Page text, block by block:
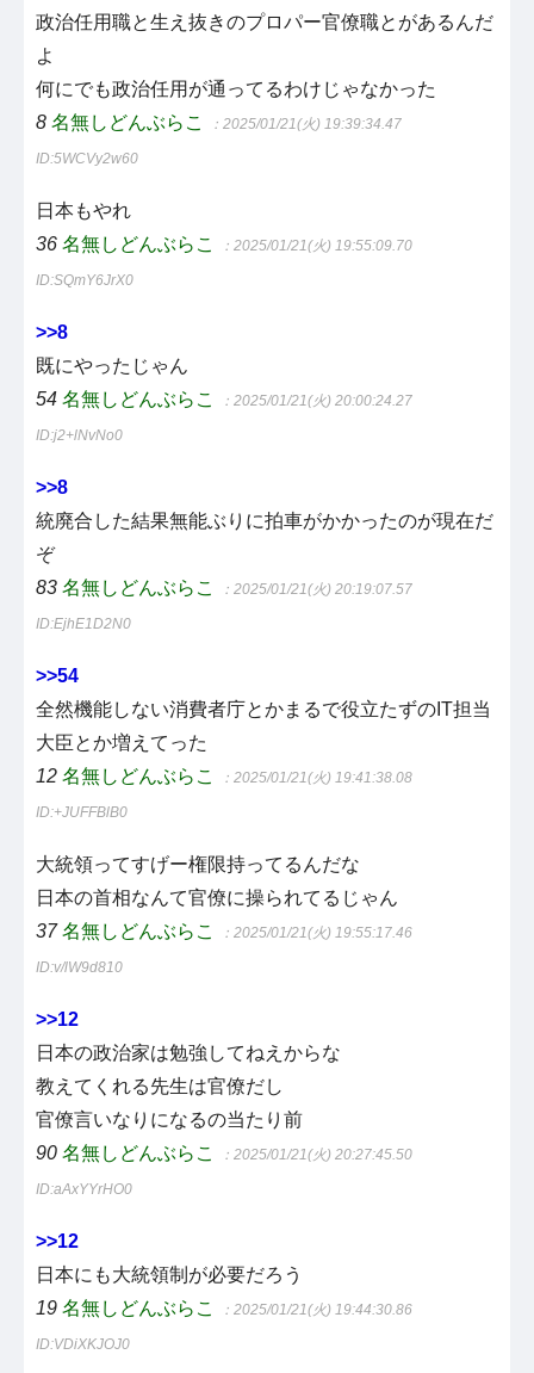
政治任用職と生え抜きのプロパー官僚職とがあるんだ
よ
何にでも政治任用が通ってるわけじゃなかった
8 名無しどんぶらこ ：2025/01/21(火) 19:39:34.47
ID:5WCVy2w60
日本もやれ
36 名無しどんぶらこ ：2025/01/21(火) 19:55:09.70
ID:SQmY6JrX0
>>8
既にやったじゃん
54 名無しどんぶらこ ：2025/01/21(火) 20:00:24.27
ID:j2+lNvNo0
>>8
統廃合した結果無能ぶりに拍車がかかったのが現在だ
ぞ
83 名無しどんぶらこ ：2025/01/21(火) 20:19:07.57
ID:EjhE1D2N0
>>54
全然機能しない消費者庁とかまるで役立たずのIT担当
大臣とか増えてった
12 名無しどんぶらこ ：2025/01/21(火) 19:41:38.08
ID:+JUFFBlB0
大統領ってすげー権限持ってるんだな
日本の首相なんて官僚に操られてるじゃん
37 名無しどんぶらこ ：2025/01/21(火) 19:55:17.46
ID:v/lW9d810
>>12
日本の政治家は勉強してねえからな
教えてくれる先生は官僚だし
官僚言いなりになるの当たり前
90 名無しどんぶらこ ：2025/01/21(火) 20:27:45.50
ID:aAxYYrHO0
>>12
日本にも大統領制が必要だろう
19 名無しどんぶらこ ：2025/01/21(火) 19:44:30.86
ID:VDiXKJOJ0